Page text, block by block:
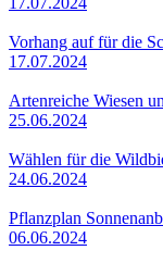
Vorhang auf für die
17.07.2024
Artenreiche Wiesen
25.06.2024
Wählen für die
24.06.2024
Pflanzplan
06.06.2024